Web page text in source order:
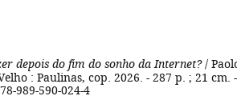
depois do fim do sonho da Internet?/
: Paulinas, cop. 2026. - 287 p. ; 21 cm. -
989-590-024-4